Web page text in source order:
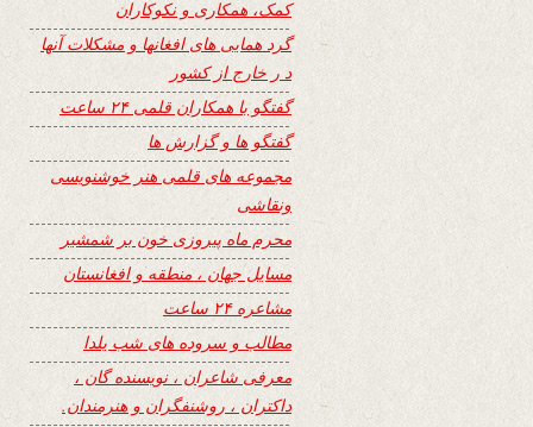
کمک، همکاری و نکوکاران
گرد همایی های افغانها و مشکلات آنها
د ر خارج از کشور
گفتگو با همکاران قلمی ۲۴ ساعت
گفتگو ها و گزارش ها
مجموعه های قلمی هنر خوشنویسی
ونقاشی
محرم ماه پیروزی خون بر شمشیر
مسایل جهان ، منطقه و افغانستان
مشاعره ۲۴ ساعت
مطالب و سروده های شب یلدا
معرفی شاعران ، نویسنده گان ،
داکتران ، روشنفگران و هنرمندان.